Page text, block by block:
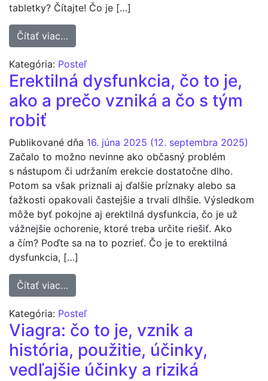
tabletky? Čítajte! Čo je […]
Čítať viac…
Kategória: Posteľ
Erektilná dysfunkcia, čo to je,
ako a prečo vzniká a čo s tým
robiť
Publikované dňa 16. júna 2025 (12. septembra 2025)
Začalo to možno nevinne ako občasný problém
s nástupom či udržaním erekcie dostatočne dlho.
Potom sa však priznali aj ďalšie príznaky alebo sa
ťažkosti opakovali častejšie a trvali dlhšie. Výsledkom
môže byť pokojne aj erektilná dysfunkcia, čo je už
vážnejšie ochorenie, ktoré treba určite riešiť. Ako
a čím? Poďte sa na to pozrieť. Čo je to erektilná
dysfunkcia, […]
Čítať viac…
Kategória: Posteľ
Viagra: čo to je, vznik a
história, použitie, účinky,
vedľajšie účinky a riziká